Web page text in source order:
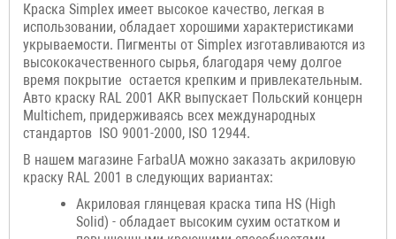
Краска Simplex имеет высокое качество, легкая в
использовании, обладает хорошими характеристиками
укрываемости. Пигменты от Simplex изготавливаются из
высококачественного сырья, благодаря чему долгое
время покрытие остается крепким и привлекательным.
Авто краску RAL 2001 AKR выпускает Польский концерн
Multichem, придерживаясь всех международных
стандартов ISO 9001-2000, ISO 12944.
В нашем магазине FarbaUA можно заказать акриловую
краску RAL 2001 в следующих вариантах:
Акриловая глянцевая краска типа HS (High
Solid) - обладает высоким сухим остатком и